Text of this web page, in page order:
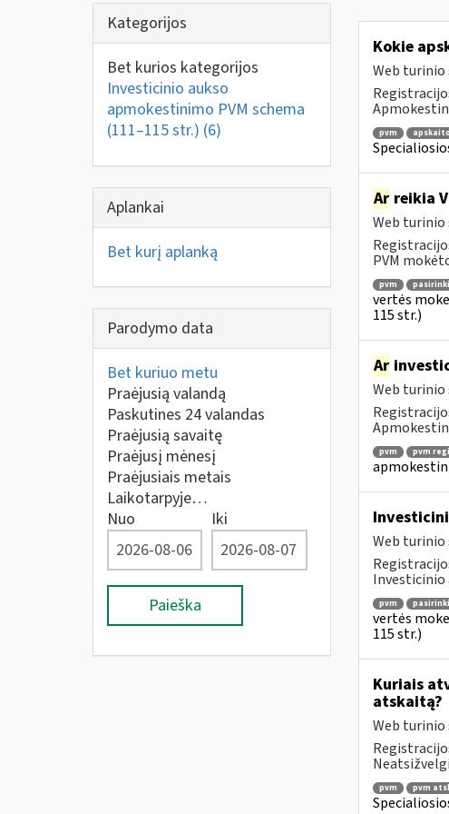
Kategorijos
Bet kurios kategorijos
Investicinio aukso
apmokestinimo PVM schema
(111–115 str.) (6)
Aplankai
Bet kurį aplanką
Parodymo data
Bet kuriuo metu
Praėjusią valandą
Paskutines 24 valandas
Praėjusią savaitę
Praėjusį mėnesį
Praėjusiais metais
Laikotarpyje…
Nuo
Iki
Paieška
Kokie
Web turinio
pvm
Arreikia
Web turinio
PVM
pvm
vertės
115 str.)
Ar
Web turinio
pvm pvm
Web turinio
Investicinio
pvm
vertės
115 str.)
Kuriais
atskaitą?
Web turinio
pvm pvm